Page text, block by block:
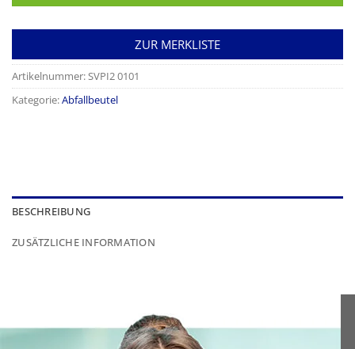
ZUR MERKLISTE
Artikelnummer:SVPI2 0101
Kategorie:Abfallbeutel
BESCHREIBUNG
ZUSÄTZLICHE INFORMATION